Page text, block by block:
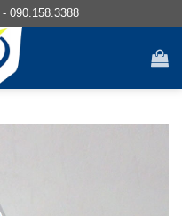
- 090.158.3388